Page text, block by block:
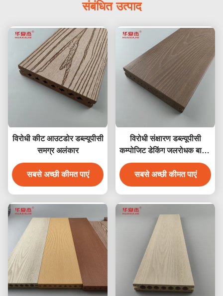
संबंधित उत्पाद
विरोधी कीट आउटडोर डब्ल्यूपीसी
समग्र अलंकार
सबसे अच्छी कीमत पाएं
विरोधी संक्षारण डब्ल्यूपीसी
कम्पोजिट डेकिंग जलरोधक बाहरी
उद्यान मंजिल
सबसे अच्छी कीमत पाएं